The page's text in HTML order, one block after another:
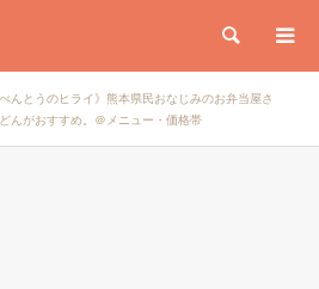
検索
べんとうのヒライ》熊本県民おなじみのお弁当屋さ
んがおすすめ。＠メニュー・価格帯